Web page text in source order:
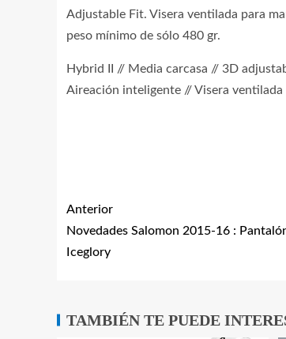
Adjustable Fit. Visera ventilada para
peso mínimo de sólo 480 gr.
Hybrid II // Media carcasa // 3D
Aireación inteligente // Visera ventilada
Anterior
Novedades Salomon 2015-16 :
Iceglory
TAMBIÉN TE PUEDE